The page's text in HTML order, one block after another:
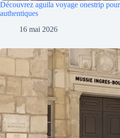
Découvrez aguila voyage onestrip
authentiques
16 mai 2026